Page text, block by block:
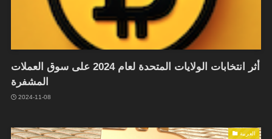
أثر انتخابات الولايات المتحدة لعام 2024 على سوق العملات
المشفرة
2024-11-08
العربية